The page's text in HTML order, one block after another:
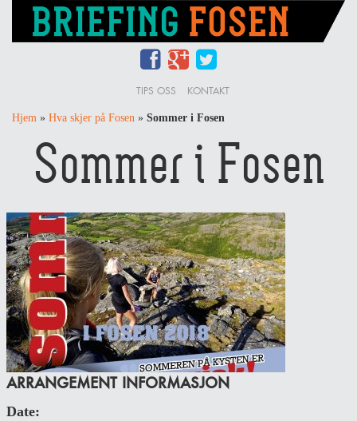
TIPS OSS KONTAKT
Hjem » Hva skjer på Fosen » Sommer i Fosen
Sommer i Fosen
ARRANGEMENT INFORMASJON
Date: